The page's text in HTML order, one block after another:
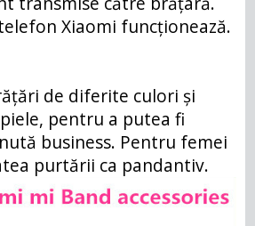
Xiaomi funcționează.
de diferite culori și
pentru a putea fi
business. Pentru femei
purtării ca pandantiv.